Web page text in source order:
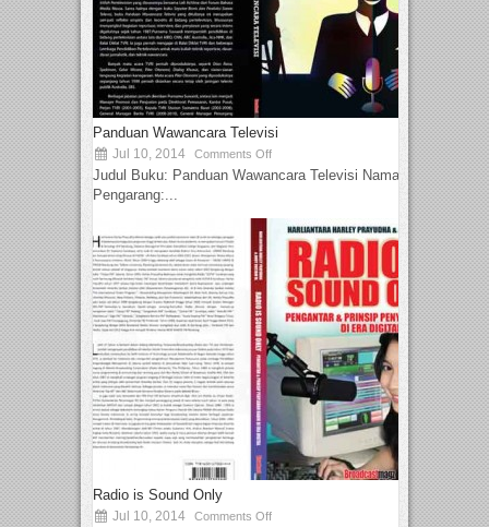
Panduan Wawancara Televisi
Jul 10, 2014 Comments Off
Judul Buku: Panduan Wawancara Televisi Nama
Pengarang:...
Radio is Sound Only
Jul 10, 2014 Comments Off